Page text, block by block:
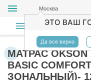
Москва
ЭТО ВАШ
Да все верно
МАТРАС
BASIC
ЗОНАЛЬНЫЙ)-